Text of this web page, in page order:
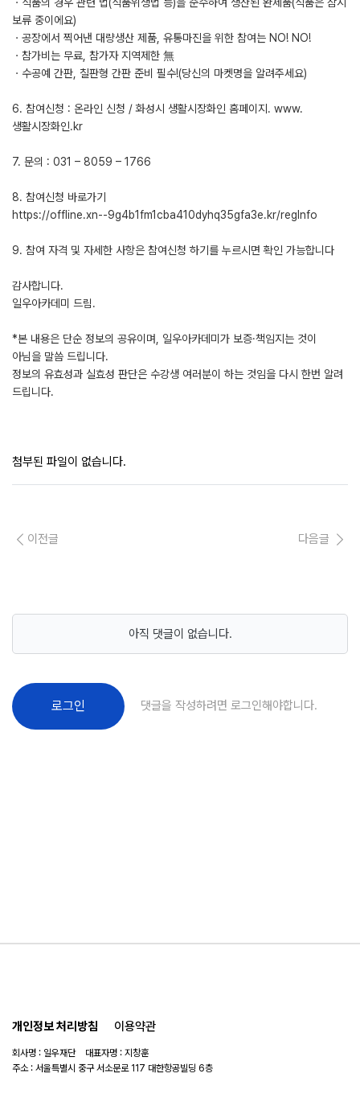
보류 중이에요)
ㆍ공장에서 찍어낸 대량생산 제품, 유통마진을 위한 참여는 NO! NO!
ㆍ참가비는 무료, 참가자 지역제한 無
ㆍ수공예 간판, 칠판형 간판 준비 필수!(당신의 마켓명을 알려주세요)
6. 참여신청 : 온라인 신청 / 화성시 생활시장화인 홈페이지. www.
생활시장화인.kr
7. 문의 : 031 – 8059 – 1766
8. 참여신청 바로가기
https://offline.xn--9g4b1fm1cba410dyhq35gfa3e.kr/regInfo
9. 참여 자격 및 자세한 사항은 참여신청 하기를 누르시면 확인 가능합니다
감사합니다.
일우아카데미 드림.
*본 내용은 단순 정보의 공유이며, 일우아카데미가 보증·책임지는 것이
아님을 말씀 드립니다.
정보의 유효성과 실효성 판단은 수강생 여러분이 하는 것임을 다시 한번 알려
드립니다.
첨부된 파일이 없습니다.
이전글 다음글
아직 댓글이 없습니다.
로그인 댓글을 작성하려면 로그인해야합니다.
개인정보 처리방침 이용약관
회사명 : 일우재단 대표자명 : 지창훈
주소 : 서울특별시 중구 서소문로 117 대한항공빌딩 6층